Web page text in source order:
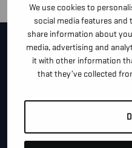
We use cookies to
social media features and
share information about
media, advertising and
it with other information
that they’ve collected
CONTACTEER
Je kan dit formulier
vragen, een afspraak te
" geeft vereiste velden aan